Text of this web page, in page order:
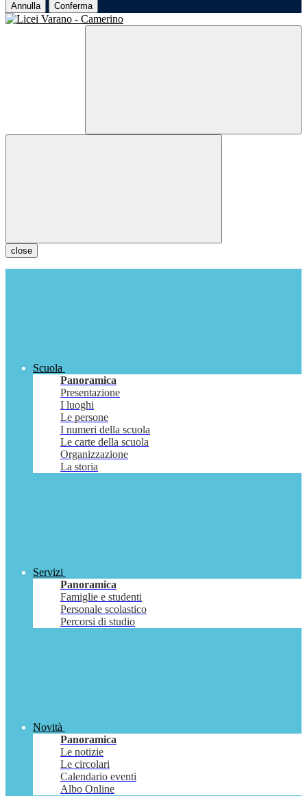
Annulla Conferma
close
Scuola
Panoramica
Presentazione
I luoghi
Le persone
I numeri della scuola
Le carte della scuola
Organizzazione
La storia
Servizi
Panoramica
Famiglie e studenti
Personale scolastico
Percorsi di studio
Novità
Panoramica
Le notizie
Le circolari
Calendario eventi
Albo Online